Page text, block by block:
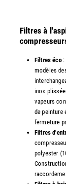
Filtres à
Filtres éco:
modèles
inox
vapeurs
de peinture
fermeture
Filtres
polyester